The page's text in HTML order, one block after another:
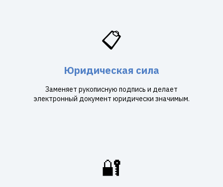
📋
Юридическая сила
Заменяет рукописную подпись и делает
электронный документ юридически значимым.
🔐